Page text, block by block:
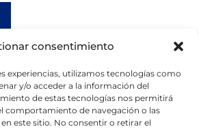
consentimiento
experiencias, utilizamos tecnologías como
y/o acceder a la información del
de estas tecnologías nos permitirá
comportamiento de navegación o las
este sitio. No consentir o retirar el
por el